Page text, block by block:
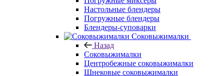
Настольные блендеры
Погружные блендеры
Блендеры-суповарки
Соковыжималки
Назад
Соковыжималки
Центробежные соковыжималки
Шнековые соковыжималки